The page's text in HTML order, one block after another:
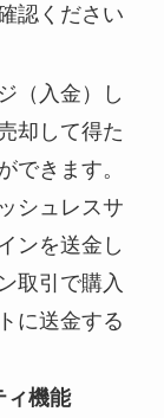
認ください
（入金）し
却して得た
できます。
シュレスサ
ンを送金し
取引で購入
に送金する
ィ機能